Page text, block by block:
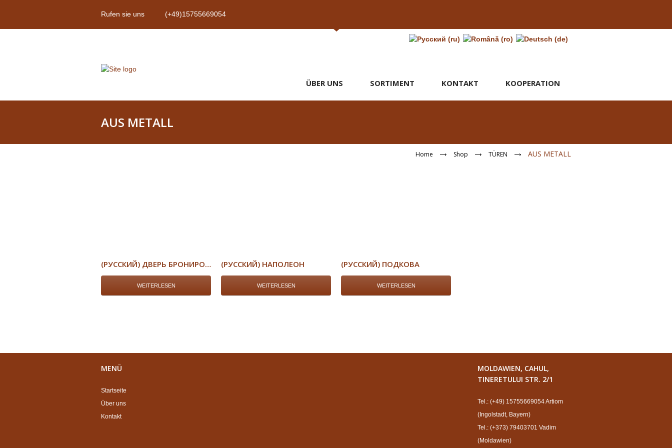
Rufen sie uns (+49)15755669054
ÜBER UNS SORTIMENT KONTAKT KOOPERATION
AUS METALL
Home Shop TÜREN AUS METALL
(РУССКИЙ) ДВЕРЬ БРОНИРОВАННАЯ
WEITERLESEN
(РУССКИЙ) НАПОЛЕОН
WEITERLESEN
(РУССКИЙ) ПОДКОВА
WEITERLESEN
MENÜ
Startseite
Über uns
Kontakt
MOLDAWIEN, CAHUL,
TINERETULUI STR. 2/1
Tel.: (+49) 15755669054 Artiom
(Ingolstadt, Bayern)
Tel.: (+373) 79403701 Vadim
(Moldawien)